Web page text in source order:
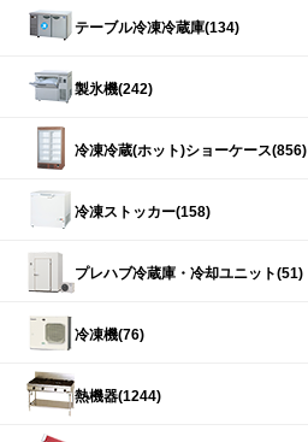
テーブル冷凍冷蔵庫(134)
製氷機(242)
冷凍冷蔵(ホット)ショーケース(856)
冷凍ストッカー(158)
プレハブ冷蔵庫・冷却ユニット(51)
冷凍機(76)
熱機器(1244)